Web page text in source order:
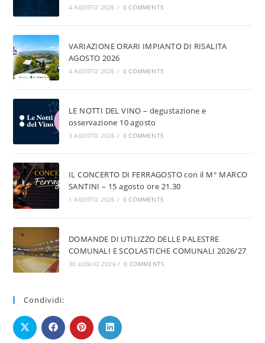
4 AGOSTO 2026 / 0 COMMENTS
VARIAZIONE ORARI IMPIANTO DI RISALITA
AGOSTO 2026
4 AGOSTO 2026 / 0 COMMENTS
LE NOTTI DEL VINO – degustazione e
osservazione 10 agosto
3 AGOSTO 2026 / 0 COMMENTS
IL CONCERTO DI FERRAGOSTO con il M° MARCO
SANTINI – 15 agosto ore 21.30
1 AGOSTO 2026 / 0 COMMENTS
DOMANDE DI UTILIZZO DELLE PALESTRE
COMUNALI E SCOLASTICHE COMUNALI 2026/27
30 LUGLIO 2026 / 0 COMMENTS
Condividi: